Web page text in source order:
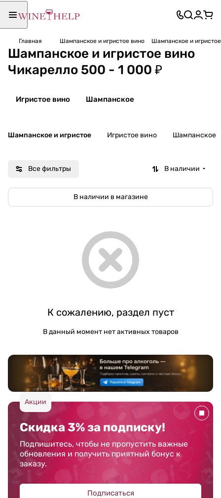
Главная Шампанское и игристое вино Шампанское и
Шампанское и игристое вино
Чикарелло 500 - 1 000 ₽
Игристое вино Шампанское
Шампанское и игристое Игристое вино Шампанское
Все фильтры В наличии
В наличии в магазине
К сожалению, раздел пуст
В данный момент нет активных товаров
Акции
Скидка 3% за подписку!
Подпишитесь, чтобы не пропустить важные
обновления и получить приятный бонус к
заказу.
Подписаться